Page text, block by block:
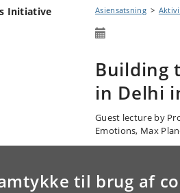
til brug af
Initiative
Asiensatsning
Building
in Delhi
Guest lecture by
Emotions, Max